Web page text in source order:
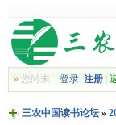
»您尚未 登录 注册|
三农中国读书论坛»